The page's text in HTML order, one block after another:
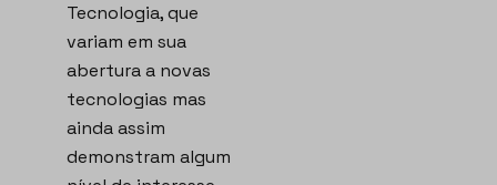
Tecnologia, que
variam em sua
abertura a novas
tecnologias mas
ainda assim
demonstram algum